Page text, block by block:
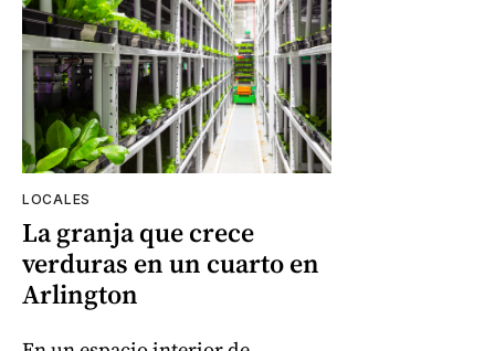
LOCALES
La granja que crece
verduras en un cuarto en
Arlington